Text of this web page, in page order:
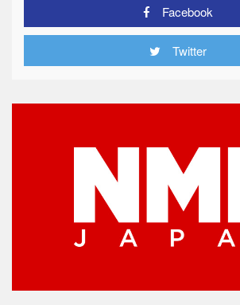
Facebook
Twitter